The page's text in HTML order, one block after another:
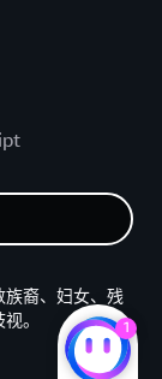
裔、妇女、残
。
1